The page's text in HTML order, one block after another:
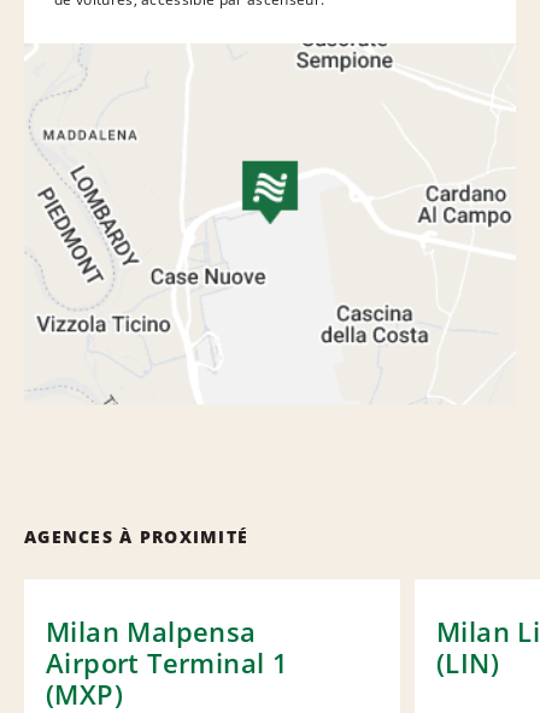
AGENCES À PROXIMITÉ
Milan Malpensa
Airport Terminal 1
(MXP)
Milan
(LIN)